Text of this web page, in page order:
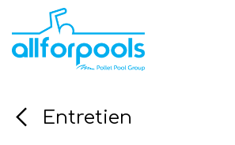
Se rendre au contenu
Entretien